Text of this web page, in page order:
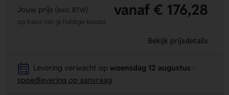
Jouw prijs (excl. BTW) vanaf € 176,28
op basis van je huidige keuzes
Bekijk prijsdetails
Levering verwacht op woensdag 12 augustus
spoedlevering op aanvraag